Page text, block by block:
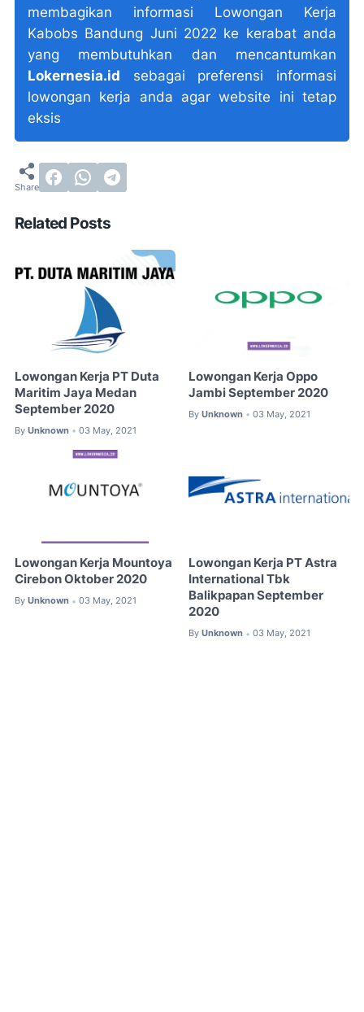
membagikan informasi Lowongan Kerja
Kabobs Bandung Juni 2022 ke kerabat anda
yang membutuhkan dan mencantumkan
Lokernesia.id sebagai preferensi informasi
lowongan kerja anda agar website ini tetap
eksis
Related Posts
Lowongan Kerja PT Duta
Maritim Jaya Medan
September 2020
By Unknown • 03 May, 2021
Lowongan Kerja Oppo
Jambi September 2020
By Unknown • 03 May, 2021
Lowongan Kerja Mountoya
Cirebon Oktober 2020
By Unknown • 03 May, 2021
Lowongan Kerja PT Astra
International Tbk
Balikpapan September
2020
By Unknown • 03 May, 2021